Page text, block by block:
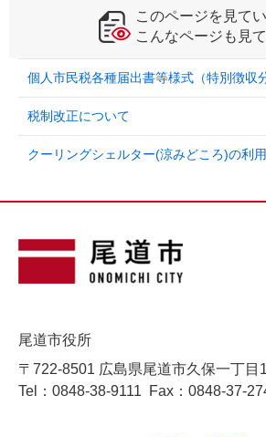
このページを見て
こんなページも見
個人市民税各種届出書等様式（特別徴収分
税制改正について
クーリングシェルター(涼みどころ)の利
尾道市役所
〒722-8501 広島県尾道市久保一丁目
Tel：0848-38-9111
Fax：0848-37-